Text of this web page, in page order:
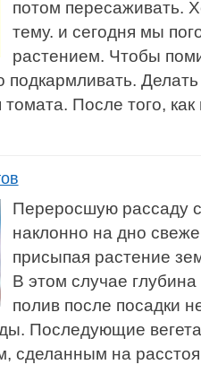
потом пересаживать.
тему. и сегодня мы
растением. Чтобы
подкармливать.
томата. После того,
Переросшую рассаду
наклонно на дно
присыпая растение
В этом случае
полив после посадки
Последующие
сделанным на